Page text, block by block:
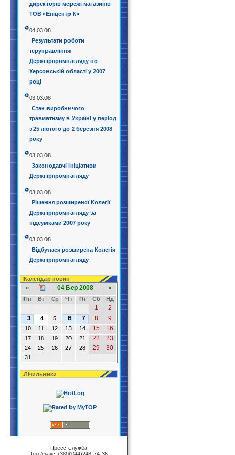
директорів мережі магазинів
ТОВ «Епіцентр К»
04.03.08
Результати роботи
теруправління
Держгірпромнагляду по
Херсонській області у 2007
році
03.03.08
Стан виробничого
травматизму в Україні у період
з 25 лютого до 2 березня 2008
року
03.03.08
Законодавчі ініціативи
Держгірпромнагляду
03.03.08
Рішення розширеної Колегії
Держгірпромнагляду за
підсумками 2007 року
03.03.08
Відбулася розширена Колегія
Держгірпромнагляду
Календар новин
« 04 Бер 2008 »
Пн Вт Ср Чт Пт Сб Нд
1
2
3
4 5 6 7 8 9
10 11 12 13 14 15 16
17 18 19 20 21 22 23
24 25 26 27 28 29 30
31
Лічильники
Пресс-служба